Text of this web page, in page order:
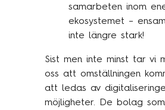
samarbeten inom
ekosystemet –
inte längre stark!
Sist men inte minst tar vi
oss att omställningen
att ledas av
möjligheter. De bolag som